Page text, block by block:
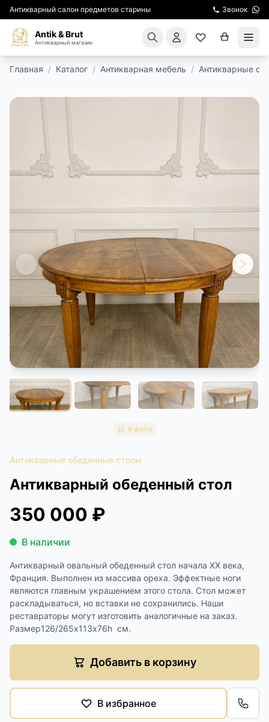
Антикварный салон предметов старины Звонок
Antik & Brut
Антикварный магазин
АРЕНДА МЕБЕЛИ
КИНОСЪЕМКА
КУРСЫ ПО РЕСТАВРАЦИИ
КОНТАКТЫ
ДОСТАВКА И ОПЛАТА
Главная / Каталог / Антикварная мебель / Антикварные
4 фото
Антикварные обеденные столы
Антикварный обеденный стол
350 000 ₽
В наличии
Антикварный овальный обеденный стол начала XX века,
Франция. Выполнен из массива ореха. Эффектные ноги
являются главным украшением этого стола. Стол может
раскладываться, но вставки не сохранились. Наши
реставраторы могут изготовить аналогичные на заказ.
Размер126/265х113х76h см.
Добавить в корзину
В избранное